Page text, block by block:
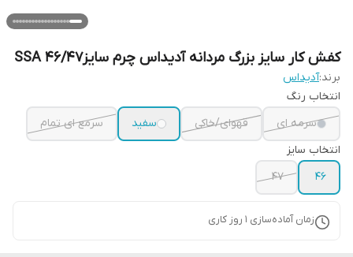
کفش کار سایز بزرگ مردانه آدیداس چرم سایز۴۶/۴۷ SSA
برند:آدیداس
انتخاب رنگ
سرمه ای
قهوای/خاکی سفید
سرمع ای تمام
انتخاب سایز
۴۶
47
زمان آماده‌سازی 1 روز کاری